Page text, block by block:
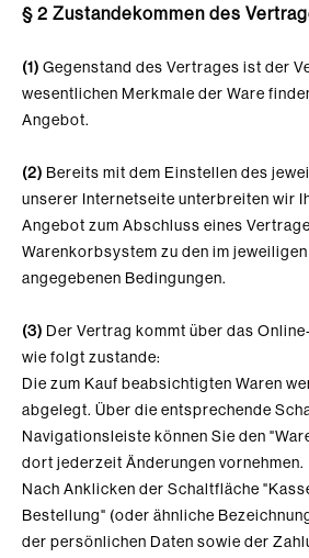
§ 2 Zustandekommen des
(1) Gegenstand des Vertrages ist der
wesentlichen Merkmale der Ware
Angebot.
(2) Bereits mit dem Einstellen des
unserer Internetseite unterbreiten wir
Angebot zum Abschluss eines
Warenkorbsystem zu den im
angegebenen Bedingungen.
(3) Der Vertrag kommt über das
wie folgt zustande:
Die zum Kauf beabsichtigten Waren
abgelegt. Über die entsprechende
Navigationsleiste können Sie den
dort jederzeit Änderungen vornehmen.
Nach Anklicken der Schaltfläche
Bestellung" (oder ähnliche
der persönlichen Daten sowie der